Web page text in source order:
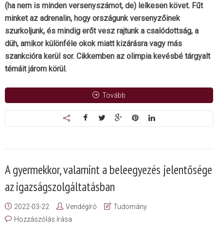
(ha nem is minden versenyszámot, de) lelkesen követ. Fűt
minket az adrenalin, hogy országunk versenyzőinek
szurkoljunk, és mindig erőt vesz rajtunk a csalódottság, a
düh, amikor különféle okok miatt kizárásra vagy más
szankcióra kerül sor. Cikkemben az olimpia kevésbé tárgyalt
témáit járom körül.
Tovább
A gyermekkor, valamint a beleegyezés jelentősége
az igazságszolgáltatásban
2022-03-22 Vendégíró
Tudomány
Hozzászólás írása